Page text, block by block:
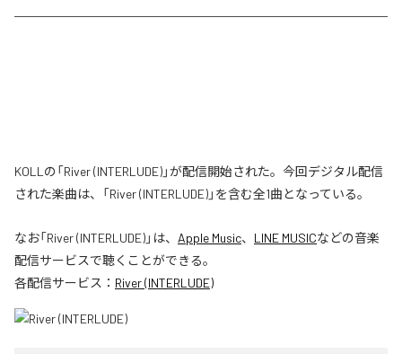
KOLLの「River (INTERLUDE)」が配信開始された。今回デジタル配信
された楽曲は、「River (INTERLUDE)」を含む全1曲となっている。
なお「River (INTERLUDE)」は、 Apple Music、 LINE MUSICなどの音楽
配信サービスで聴くことができる。
各配信サービス： River (INTERLUDE)